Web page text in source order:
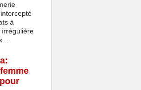
à
irrégulière